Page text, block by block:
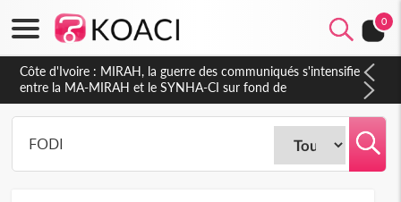
0
Côte d'Ivoire : MIRAH, la guerre des communiqués s'intensifie
entre la MA-MIRAH et le SYNHA-CI sur fond de
gouvernance et le projet de précompte sur les salaires des
agents